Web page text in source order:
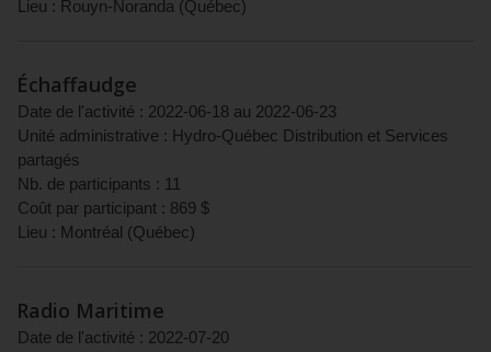
Lieu : Rouyn-Noranda (Québec)
Échaffaudge
Date de l'activité : 2022-06-18 au 2022-06-23
Unité administrative : Hydro-Québec Distribution et Services
partagés
Nb. de participants : 11
Coût par participant : 869 $
Lieu : Montréal (Québec)
Radio Maritime
Date de l'activité : 2022-07-20